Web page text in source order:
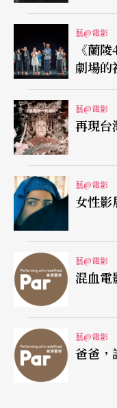
這部電影讓人想起
人》，壞男人加上
出一轍，這當然有
很有可能金基德也
《只愛陌生人》
部德美合資電影，
了《詐騙集團仙人
了以《戰地琴人》
迪（Adrien Brody
徒，與哥倫比亞
係，本片拿下盧卡
銀豹獎最佳影片，
r）最佳導演獎。
獎，拿下韓國大鐘
都有發行DVD，可
藝@電影
《蘭陵
劇場的
藝@電影
再現台
藝@電影
藝@電影
藝@電影
爸爸，